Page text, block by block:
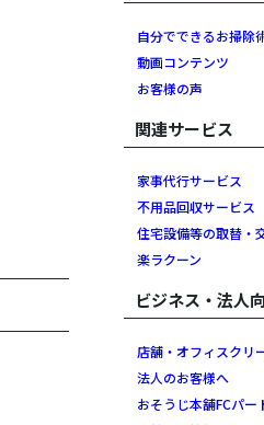
自分でできるお掃除
動画コンテンツ
お客様の声
関連サービス
家事代行サービス
不用品回収サービス
住宅設備等の取替・
楽ラクーン
ビジネス・法人
店舗・オフィスクリ
法人のお客様へ
おそうじ本舗FCパー